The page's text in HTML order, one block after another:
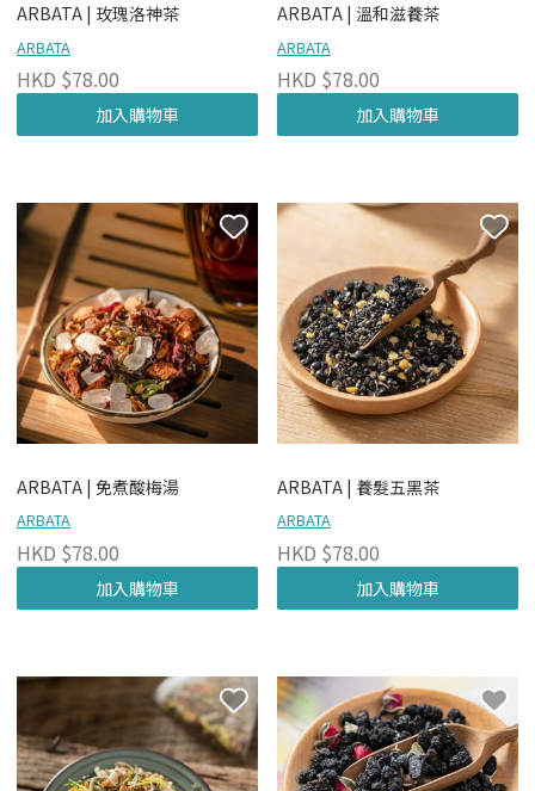
ARBATA | 玫瑰洛神茶
ARBATA
HKD $78.00
加入購物車
ARBATA | 溫和滋養茶
ARBATA
HKD $78.00
加入購物車
ARBATA | 免煮酸梅湯
ARBATA
HKD $78.00
加入購物車
ARBATA | 養髮五黑茶
ARBATA
HKD $78.00
加入購物車